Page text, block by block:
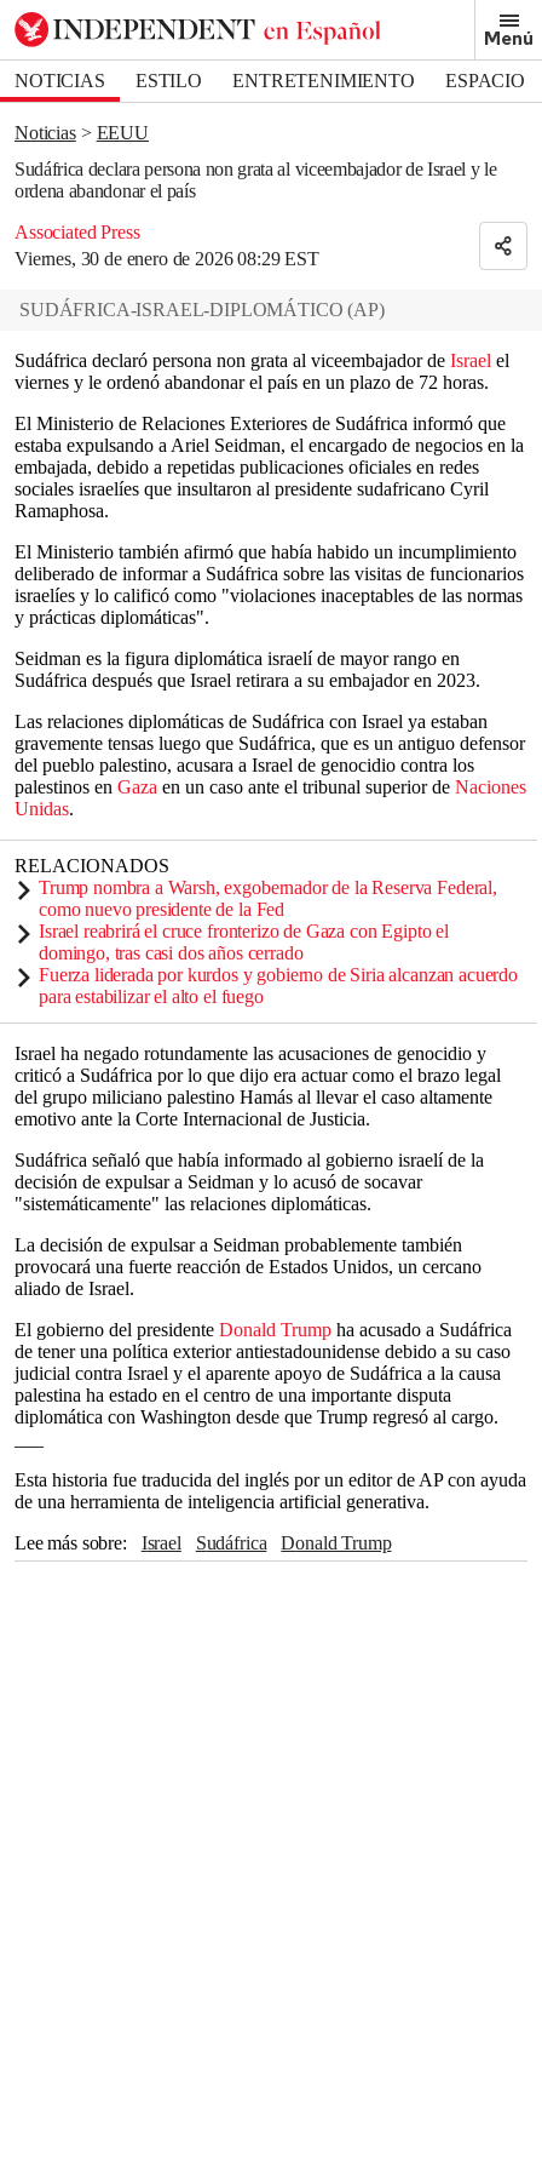
Menú
NOTICIAS ESTILO ENTRETENIMIENTO
ESPACIO
DEPORTES
Noticias
EEUU
Sudáfrica declara persona non grata al viceembajador de Israel y le
ordena abandonar el país
Associated Press
Viernes, 30 de enero de 2026 08:29 EST
Bookmark popover
Removed from bookmarks
Close popover
SUDÁFRICA-ISRAEL-DIPLOMÁTICO (AP)
Sudáfrica declaró persona non grata al viceembajador de Israel el
viernes y le ordenó abandonar el país en un plazo de 72 horas.
El Ministerio de Relaciones Exteriores de Sudáfrica informó que
estaba expulsando a Ariel Seidman, el encargado de negocios en la
embajada, debido a repetidas publicaciones oficiales en redes
sociales israelíes que insultaron al presidente sudafricano Cyril
Ramaphosa.
El Ministerio también afirmó que había habido un incumplimiento
deliberado de informar a Sudáfrica sobre las visitas de funcionarios
israelíes y lo calificó como "violaciones inaceptables de las normas
y prácticas diplomáticas".
Seidman es la figura diplomática israelí de mayor rango en
Sudáfrica después que Israel retirara a su embajador en 2023.
Las relaciones diplomáticas de Sudáfrica con Israel ya estaban
gravemente tensas luego que Sudáfrica, que es un antiguo defensor
del pueblo palestino, acusara a Israel de genocidio contra los
palestinos en Gaza en un caso ante el tribunal superior de Naciones
Unidas.
RELACIONADOS
Trump nombra a Warsh, exgobernador de la Reserva Federal,
como nuevo presidente de la Fed
Israel reabrirá el cruce fronterizo de Gaza con Egipto el
domingo, tras casi dos años cerrado
Fuerza liderada por kurdos y gobierno de Siria alcanzan acuerdo
para estabilizar el alto el fuego
Israel ha negado rotundamente las acusaciones de genocidio y
criticó a Sudáfrica por lo que dijo era actuar como el brazo legal
del grupo miliciano palestino Hamás al llevar el caso altamente
emotivo ante la Corte Internacional de Justicia.
Sudáfrica señaló que había informado al gobierno israelí de la
decisión de expulsar a Seidman y lo acusó de socavar
"sistemáticamente" las relaciones diplomáticas.
La decisión de expulsar a Seidman probablemente también
provocará una fuerte reacción de Estados Unidos, un cercano
aliado de Israel.
El gobierno del presidente Donald Trump ha acusado a Sudáfrica
de tener una política exterior antiestadounidense debido a su caso
judicial contra Israel y el aparente apoyo de Sudáfrica a la causa
palestina ha estado en el centro de una importante disputa
diplomática con Washington desde que Trump regresó al cargo.
Esta historia fue traducida del inglés por un editor de AP con ayuda
de una herramienta de inteligencia artificial generativa.
Lee más sobre
Israel Sudáfrica
Donald Trump